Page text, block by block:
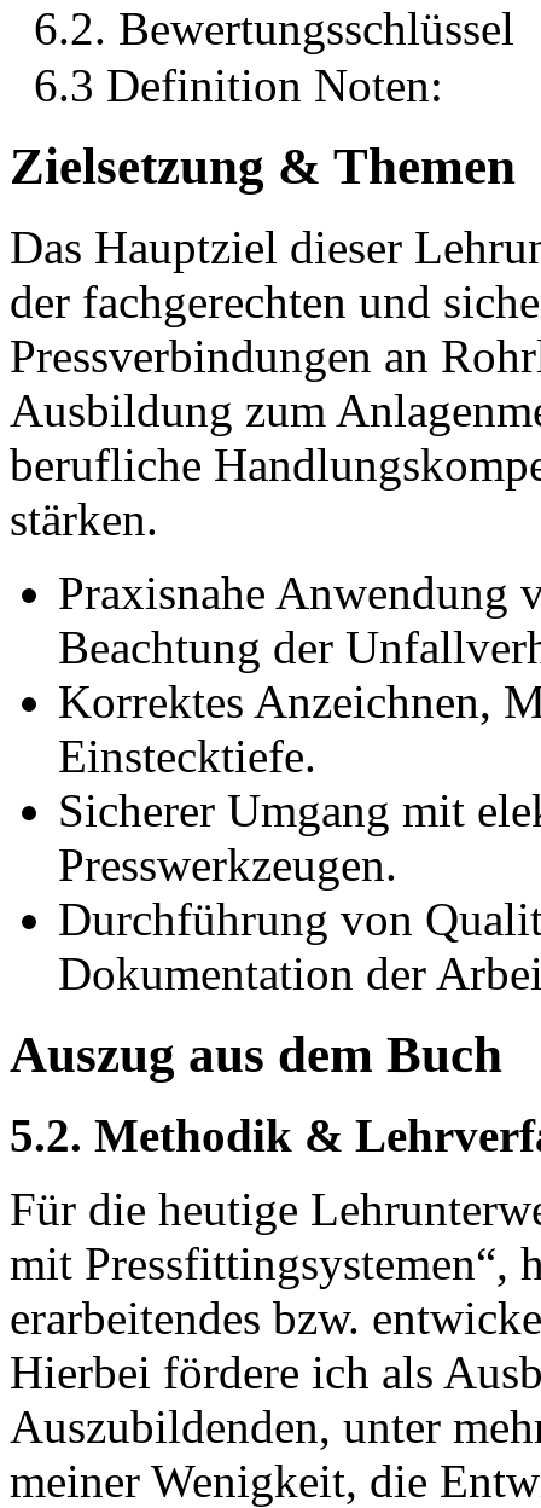
6.2. Bewertungsschlüssel
6.3 Definition Noten:
Zielsetzung & Themen
Das Hauptziel dieser
der fachgerechten und
Pressverbindungen an
Ausbildung zum
berufliche
stärken.
Praxisnahe Anwendung
Beachtung der
Korrektes Anzeichnen,
Einstecktiefe.
Sicherer Umgang mit
Presswerkzeugen.
Durchführung von
Dokumentation der
Auszug aus dem Buch
5.2. Methodik &
Für die heutige
mit Pressfittingsystemen“,
erarbeitendes bzw.
Hierbei fördere ich als
Auszubildenden, unter
meiner Wenigkeit, die